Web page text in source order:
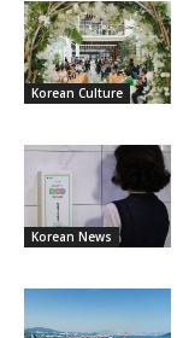
Korean Culture
Korean News